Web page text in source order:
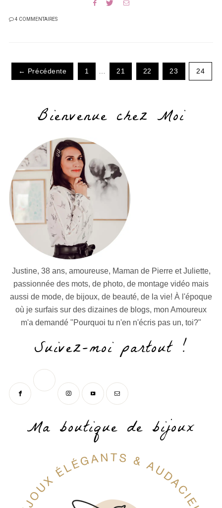
4 COMMENTAIRES
← Précédente 1 … 21 22 23 24
Bienvenue chez Moi
Justine, 38 ans, amoureuse, Maman de Pierre et Juliette,
passionnée des mots, de photo, de montage vidéo mais
aussi de mode, de bijoux, de beauté, de la vie! À l'époque
où je surfais sur des dizaines de blogs, mon Amoureux
m'a demandé "Pourquoi tu n'en n'écris pas un, toi?"
Suivez-moi partout !
Ma boutique de bijoux